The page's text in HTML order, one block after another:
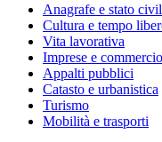
Anagrafe e stato
Cultura e tempo
Vita lavorativa
Imprese e commercio
Appalti pubblici
Catasto e urbanistica
Turismo
Mobilità e trasporti